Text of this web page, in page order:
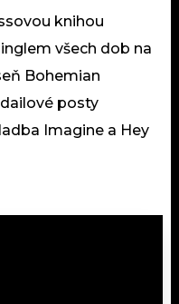
knihou
všech dob na
Bohemian
posty
Imagine a Hey